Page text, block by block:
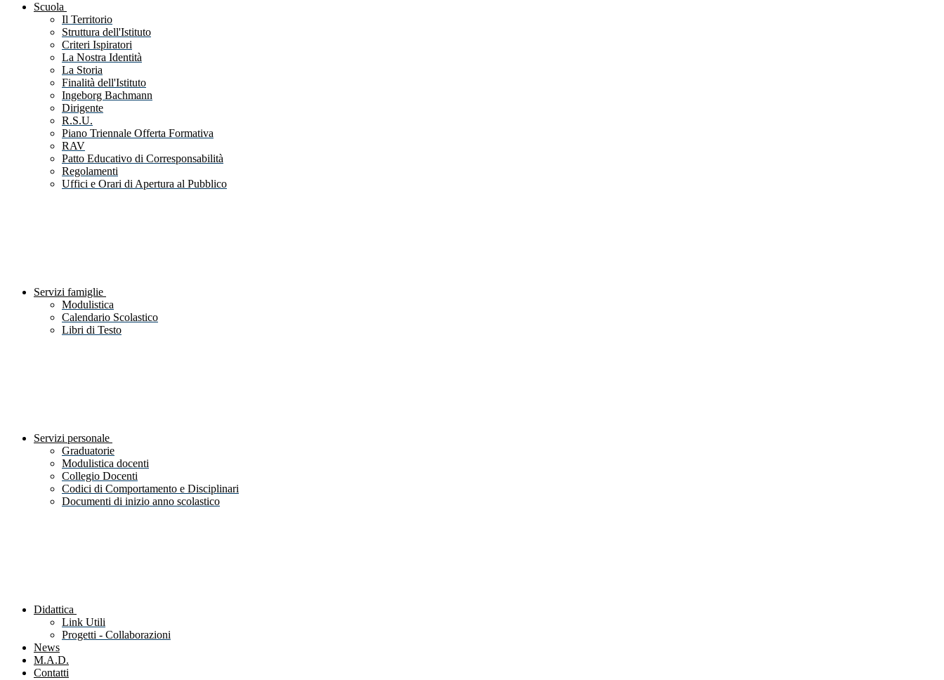
Scuola
Il Territorio
Struttura dell'Istituto
Criteri Ispiratori
La Nostra Identità
La Storia
Finalità dell'Istituto
Ingeborg Bachmann
Dirigente
R.S.U.
Piano Triennale Offerta Formativa
RAV
Patto Educativo di Corresponsabilità
Regolamenti
Uffici e Orari di Apertura al Pubblico
Servizi famiglie
Modulistica
Calendario Scolastico
Libri di Testo
Servizi personale
Graduatorie
Modulistica docenti
Collegio Docenti
Codici di Comportamento e Disciplinari
Documenti di inizio anno scolastico
Didattica
Link Utili
Progetti - Collaborazioni
News
M.A.D.
Contatti